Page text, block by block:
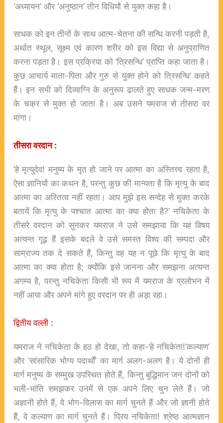
‘अध्यायन’ और ‘अनुष्ठान’ तीन विधियों से युक्त कहा है।
साधक को इन तीनों के साथ आत्म-चेतना की सन्धि करनी पड़ती है,
अर्थात स्थूल, सूक्ष्म एवं कारण शरीर को इस विद्या से अनुप्राणित
करना पड़ता है। इस प्रक्रिया को ‘त्रिसन्धि’ प्राप्ति कहा जाता है।
कुछ आचार्य माता-पिता और गुरु से युक्त होने को त्रिसन्धि’ कहते
हैं। इन सभी को दिव्याग्नि के अनुरूप ढालते हुए साधक जन्म-मरण
के चक्र से मुक्त हो जाता है। अब उसने यमराज से तीसरा वर
मांगा।
तीसरावरदान :
‘हे मृत्युदेव! मनुष्य के मृत हो जाने पर आत्मा का अस्तित्त्व रहता है,
ऐसा ज्ञानियों का कथन है, परन्तु कुछ की मान्यता है कि मृत्यु के बाद
आत्मा का अस्तित्व नहीं रहता। आप मुझे इस सन्देह से मुक्त करके
बतायें कि मृत्यु के पश्चात आत्मा का क्या होता है?’ नचिकेता के
तीसरे वरदान को सुनकर यमराज ने उसे समझाया कि यह विषय
अत्यन्त गूढ़ हैं इसके बदले वे उसे समस्त विश्व की सम्पदा और
साम्राज्य तक दे सकते हैं, किन्तु वह यह न पूछे कि मृत्यु के बाद
आत्मा का क्या होता है; क्योंकि इसे जानना और समझना अत्यन्त
अगम्य है, परन्तु नचिकेता किसी भी रूप में यमराज के प्रलोभन में
नहीं आया और अपने मांगे हुए वरदान पर ही अड़ा रहा।
द्वितीय वल्ली :
यमराज ने नचिकेता के हठ हो देखा, तो कहा-‘हे नचिकेता!’कल्याण’
और ‘सांसारिक भोग्य पदार्थों’ का मार्ग अलग-अलग है। ये दोनों ही
मार्ग मनुष्य के सम्मुख उपस्थित होते हैं, किन्तु बुद्धिमान जन दोनों को
भली-भांति समझकर उनमें से एक अपने लिए चुन लेते हैं। जो
अज्ञानी होते हैं, वे भोग-विलास का मार्ग चुनते हैं और जो ज्ञानी होते
हैं, वे कल्याण का मार्ग चुनते हैं। प्रिय नचिकेता! श्रेष्ठ आत्मज्ञान